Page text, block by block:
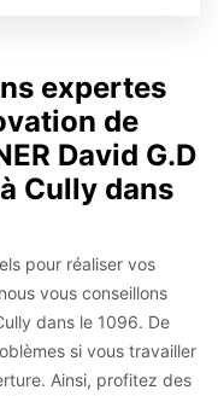
expertes
de
David G.D
Cully dans
pour réaliser vos
vous conseillons
dans le 1096. De
si vous travailler
Ainsi, profitez des